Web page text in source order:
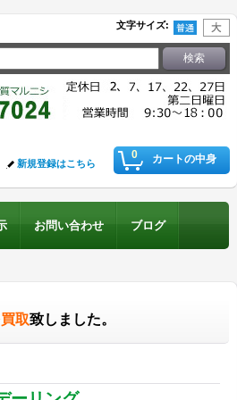
文字サイズ:
0 カートの中身
新規登録はこちら
お問い合わせ ブログ
取致しました。